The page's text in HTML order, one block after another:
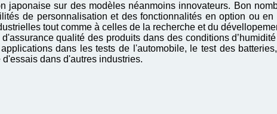
japonaise sur des modèles néanmoins innovateurs. Bon
de personnalisation et des fonctionnalités en option ou en
tout comme à celles de la recherche et du
qualité des produits dans des conditions
dans les tests de l'automobile, le test des
dans d'autres industries.